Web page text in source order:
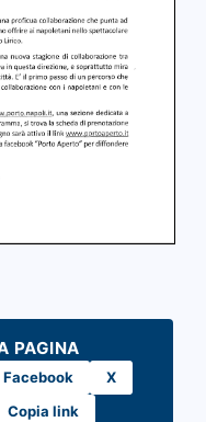
PAGINA
Facebook
X
Copia link